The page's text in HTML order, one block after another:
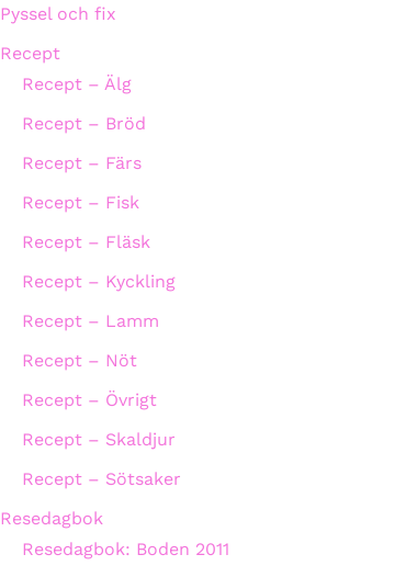
Pyssel och fix
Recept
Recept – Älg
Recept – Bröd
Recept – Färs
Recept – Fisk
Recept – Fläsk
Recept – Kyckling
Recept – Lamm
Recept – Nöt
Recept – Övrigt
Recept – Skaldjur
Recept – Sötsaker
Resedagbok
Resedagbok: Boden 2011